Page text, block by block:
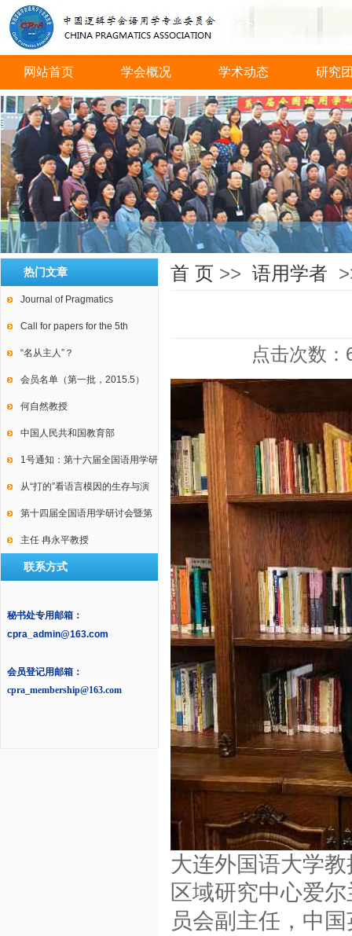
网站首页 学会概况 学术动态 研究
会议图片
热门文章
Journal of Pragmatics
Call for papers for the 5th
International Conference on
Law, Language and Discourse
“名从主人”？
会员名单（第一批，2015.5）
何自然教授
中国人民共和国教育部
1号通知：第十六届全国语用学研
讨会暨第十届中国逻辑学会语用
学专业委员会年会
从“打的”看语言模因的生存与演
变
第十四届全国语用学研讨会暨第
九届中国语用学研究会年会2号通
知
主任 冉永平教授
联系方式
秘书处专用邮箱：
cpra_admin@163.com
会员登记用邮箱：
cpra_membership@163.com
首 页 >> 语用学者
点击次数：
大连外国语大学
区域研究中心爱
员会副主任，中